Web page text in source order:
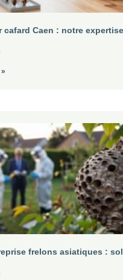
cafard Caen : notre
frelons asiatiques :